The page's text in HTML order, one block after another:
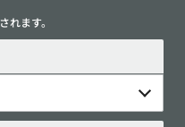
れます。